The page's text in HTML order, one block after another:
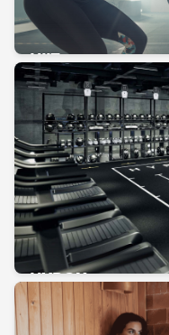
HIIT
HYROX